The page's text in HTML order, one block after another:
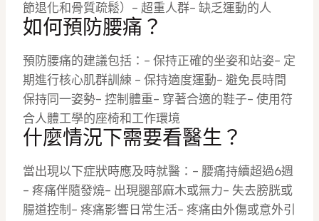
節退化和骨質疏鬆）– 超重人群– 缺乏運動的人
如何預防腰痛？
預防腰痛的建議包括：– 保持正確的坐姿和站姿– 定
期進行核心肌群訓練 – 保持適度運動– 避免長時間
保持同一姿勢– 控制體重– 穿著合適的鞋子– 使用符
合人體工學的座椅和工作環境
什麼情況下需要看醫生？
當出現以下症狀時應及時就醫：– 腰痛持續超過6週
– 疼痛伴隨發燒– 出現腿部麻木或無力– 失去膀胱或
腸道控制– 疼痛影響日常生活– 疼痛由外傷或意外引